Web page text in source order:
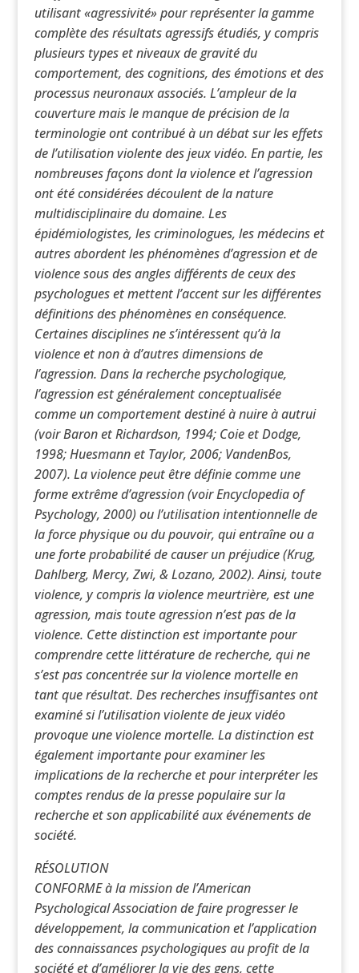
utilisant «agressivité» pour représenter la gamme
complète des résultats agressifs étudiés, y compris
plusieurs types et niveaux de gravité du
comportement, des cognitions, des émotions et des
processus neuronaux associés. L’ampleur de la
couverture mais le manque de précision de la
terminologie ont contribué à un débat sur les effets
de l’utilisation violente des jeux vidéo. En partie, les
nombreuses façons dont la violence et l’agression
ont été considérées découlent de la nature
multidisciplinaire du domaine. Les
épidémiologistes, les criminologues, les médecins et
autres abordent les phénomènes d’agression et de
violence sous des angles différents de ceux des
psychologues et mettent l’accent sur les différentes
définitions des phénomènes en conséquence.
Certaines disciplines ne s’intéressent qu’à la
violence et non à d’autres dimensions de
l’agression. Dans la recherche psychologique,
l’agression est généralement conceptualisée
comme un comportement destiné à nuire à autrui
(voir Baron et Richardson, 1994; Coie et Dodge,
1998; Huesmann et Taylor, 2006; VandenBos,
2007). La violence peut être définie comme une
forme extrême d’agression (voir Encyclopedia of
Psychology, 2000) ou l’utilisation intentionnelle de
la force physique ou du pouvoir, qui entraîne ou a
une forte probabilité de causer un préjudice (Krug,
Dahlberg, Mercy, Zwi, & Lozano, 2002). Ainsi, toute
violence, y compris la violence meurtrière, est une
agression, mais toute agression n’est pas de la
violence. Cette distinction est importante pour
comprendre cette littérature de recherche, qui ne
s’est pas concentrée sur la violence mortelle en
tant que résultat. Des recherches insuffisantes ont
examiné si l’utilisation violente de jeux vidéo
provoque une violence mortelle. La distinction est
également importante pour examiner les
implications de la recherche et pour interpréter les
comptes rendus de la presse populaire sur la
recherche et son applicabilité aux événements de
société.
RÉSOLUTION
CONFORME à la mission de l’American
Psychological Association de faire progresser le
développement, la communication et l’application
des connaissances psychologiques au profit de la
société et d’améliorer la vie des gens, cette